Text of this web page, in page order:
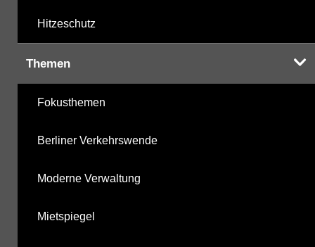
Hitzeschutz
Themen
Fokusthemen
Berliner Verkehrswende
Moderne Verwaltung
Mietspiegel